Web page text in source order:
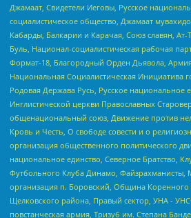
Джамаат, Свидетели Иеговы, Русское
социалистическое общество, Джамаат
Кабарды, Балкарии и Карачая, Союз славян,
Буль, Национал-социалистическая рабочая
Формат-18, Благородный Орден Дьявола,
Национальная Социалистическая Инициатива
Родовая Держава Русь, Русское национальное
Инглистической церкви Православных
общенациональный союз, Движение против
Кровь и Честь, О свободе совести и о
организация общественного политического
национальное единство, Северное Братство,
Футбольного Клуба Динамо, Файзрахманисты,
организация п. Боровский, Община Коренного
Щелковского района, Правый сектор, УНА -
повстанческая армия, Тризуб им. Степана